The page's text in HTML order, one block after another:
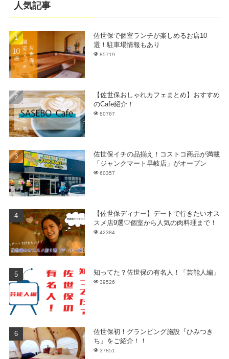
人気記事
佐世保で個室ランチが楽しめるお店10
選！駐車場情報もあり
85719
【佐世保おしゃれカフェまとめ】おすすめ
のCafe紹介！
80767
佐世保イチの品揃え！コストコ商品が満載
「ジャンクマート早岐店」がオープン
60357
【佐世保ディナー】デートで行きたいオス
スメ店9選♡個室から人気の肉料理まで！
42384
知ってた？佐世保の有名人！「芸能人編」
39526
佐世保初！グランピング施設『ひみつき
ち』をご紹介！！
37851